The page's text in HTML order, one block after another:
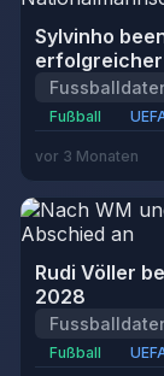
Sylvinho
Fußball
vor 3 Monaten
Rudi Völler
2028
Fußball